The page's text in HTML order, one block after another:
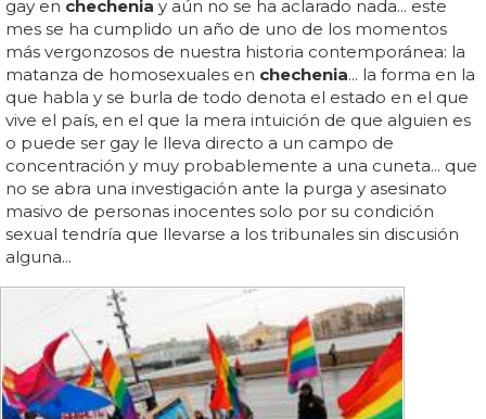
gay en chechenia y aún no se ha aclarado nada... este
mes se ha cumplido un año de uno de los momentos
más vergonzosos de nuestra historia contemporánea: la
matanza de homosexuales en chechenia... la forma en la
que habla y se burla de todo denota el estado en el que
vive el país, en el que la mera intuición de que alguien es
o puede ser gay le lleva directo a un campo de
concentración y muy probablemente a una cuneta... que
no se abra una investigación ante la purga y asesinato
masivo de personas inocentes solo por su condición
sexual tendría que llevarse a los tribunales sin discusión
alguna...